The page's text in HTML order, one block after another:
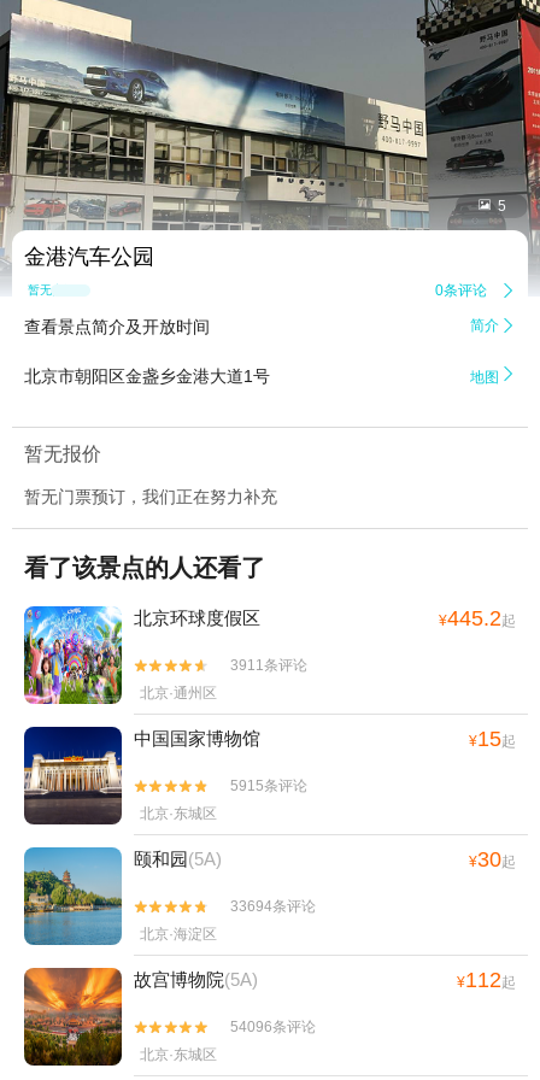
 5
金港汽车公园
暂无点评 0条评论 
查看景点简介及开放时间 简介 
北京市朝阳区金盏乡金港大道1号 地图 
暂无报价
暂无门票预订，我们正在努力补充
看了该景点的人还看了
北京环球度假区 ¥445.2起


3911条评论
北京·通州区
中国国家博物馆 ¥15起


5915条评论
北京·东城区
颐和园(5A) ¥30起


33694条评论
北京·海淀区
故宫博物院(5A) ¥112起


54096条评论
北京·东城区
